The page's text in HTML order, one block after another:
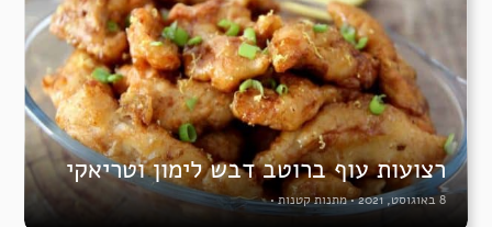
רצועות עוף ברוטב דבש לימון וטריאקי
8 באוגוסט, 2021 •מתנות קטנות•